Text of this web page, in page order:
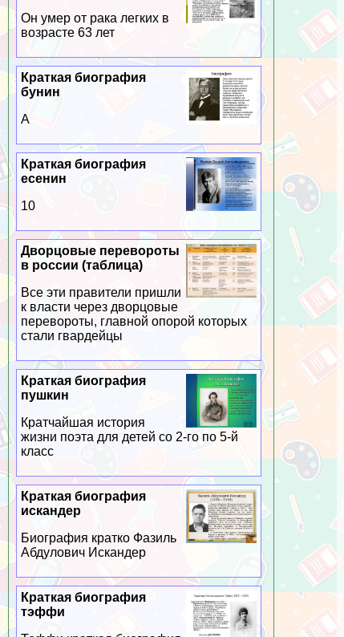
Он умер от paка легких в
возрасте 63 лет
Краткая биография
бунин
А
Краткая биография
есенин
10
Дворцовые перевороты
в россии (таблица)
Все эти правители пришли
к власти через дворцовые
перевороты, главной опорой которых
стали гвардейцы
Краткая биография
пушкин
Кратчайшая история
жизни поэта для детей со 2-го по 5-й
класс
Краткая биография
искандер
Биография кратко Фазиль
Абдулович Искандер
Краткая биография
тэффи